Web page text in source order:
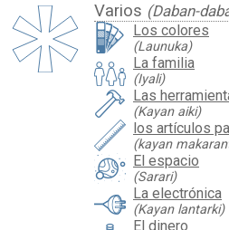
Varios (Daban-
Los colores
(Launuka)
La familia
(Iyali)
Las
(Kayan aiki)
los artículos
(kayan
El espacio
(Sarari)
La electrónica
(Kayan lantarki)
El dinero